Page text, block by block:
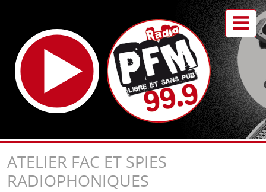
ATELIER FAC ET SPIES
RADIOPHONIQUES